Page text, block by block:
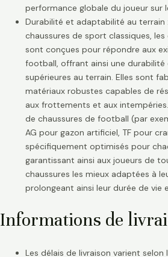
performance globale du joueur sur
Durabilité et adaptabilité au terrain
chaussures de sport classiques,
sont conçues pour répondre aux
football, offrant ainsi une
supérieures au terrain. Elles sont
matériaux robustes capables de
aux frottements et aux
de chaussures de football (par
AG pour gazon artificiel, TF pour
spécifiquement optimisés pour
garantissant ainsi aux joueurs de
chaussures les mieux adaptées à
prolongeant ainsi leur durée de vie
Informations de
Les délais de livraison varient selon